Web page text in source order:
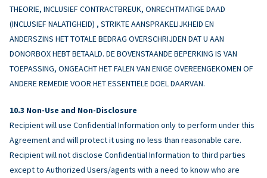
THEORIE, INCLUSIEF CONTRACTBREUK, ONRECHTMATIGE DAAD
(INCLUSIEF NALATIGHEID) , STRIKTE AANSPRAKELIJKHEID EN
ANDERSZINS HET TOTALE BEDRAG OVERSCHRIJDEN DAT U AAN
DONORBOX HEBT BETAALD. DE BOVENSTAANDE BEPERKING IS VAN
TOEPASSING, ONGEACHT HET FALEN VAN ENIGE OVEREENGEKOMEN OF
ANDERE REMEDIE VOOR HET ESSENTIËLE DOEL DAARVAN.
Non-Use and Non-Disclosure
Recipient will use Confidential Information only to perform under this
Agreement and will protect it using no less than reasonable care.
Recipient will not disclose Confidential Information to third parties
except to Authorized Users/agents with a need to know who are